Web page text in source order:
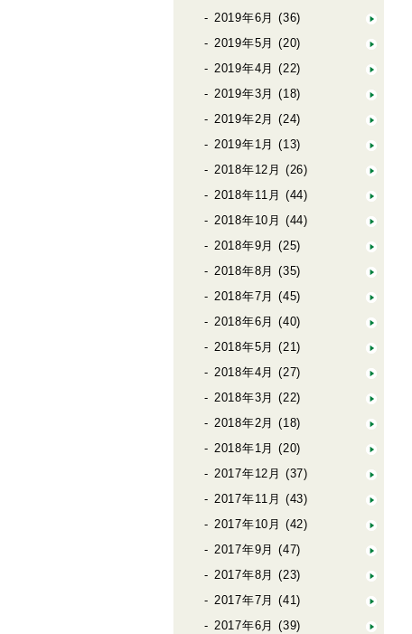
2019年6月 (36)
2019年5月 (20)
2019年4月 (22)
2019年3月 (18)
2019年2月 (24)
2019年1月 (13)
2018年12月 (26)
2018年11月 (44)
2018年10月 (44)
2018年9月 (25)
2018年8月 (35)
2018年7月 (45)
2018年6月 (40)
2018年5月 (21)
2018年4月 (27)
2018年3月 (22)
2018年2月 (18)
2018年1月 (20)
2017年12月 (37)
2017年11月 (43)
2017年10月 (42)
2017年9月 (47)
2017年8月 (23)
2017年7月 (41)
2017年6月 (39)